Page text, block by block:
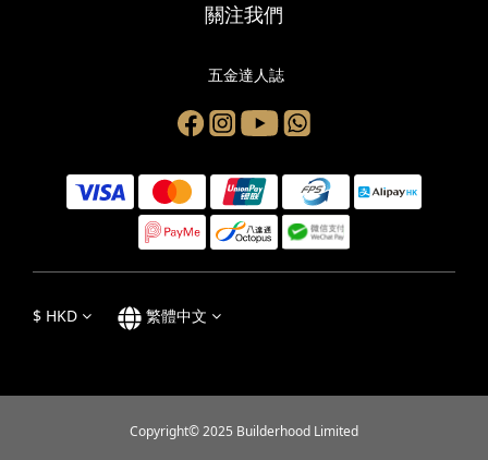
關注我們
五金達人誌
$ HKD 繁體中文
Copyright© 2025 Builderhood Limited